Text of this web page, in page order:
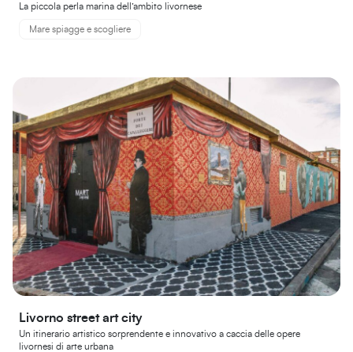
La piccola perla marina dell’ambito livornese
Mare spiagge e scogliere
Livorno street art city
Un itinerario artistico sorprendente e innovativo a caccia delle opere
livornesi di arte urbana